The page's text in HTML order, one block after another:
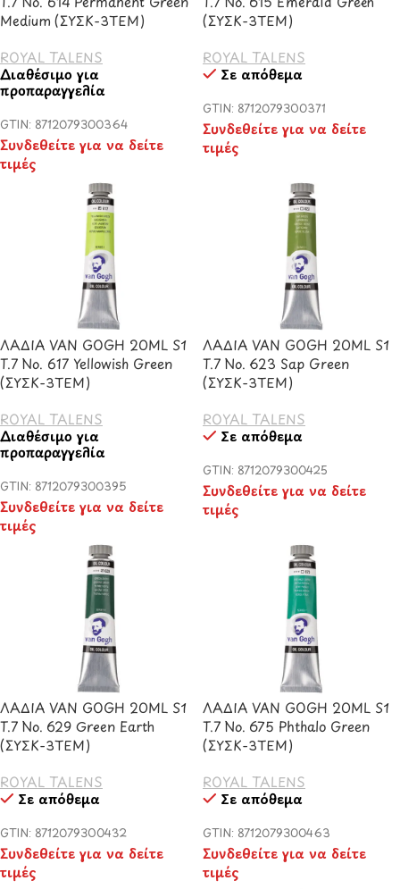
Medium (ΣΥΣΚ-3ΤΕΜ)
ROYAL TALENS
Διαθέσιμο για
προπαραγγελία
GTIN: 8712079300364
Συνδεθείτε για να δείτε
τιμές
(ΣΥΣΚ-3ΤΕΜ)
ROYAL TALENS
Σε απόθεμα
GTIN: 8712079300371
Συνδεθείτε για να δείτε
τιμές
ΛΑΔΙΑ VAN GOGH 20ML S1
T.7 No. 617 Yellowish Green
(ΣΥΣΚ-3ΤΕΜ)
ROYAL TALENS
Διαθέσιμο για
προπαραγγελία
GTIN: 8712079300395
Συνδεθείτε για να δείτε
τιμές
ΛΑΔΙΑ VAN GOGH 20ML S1
T.7 No. 623 Sap Green
(ΣΥΣΚ-3ΤΕΜ)
ROYAL TALENS
Σε απόθεμα
GTIN: 8712079300425
Συνδεθείτε για να δείτε
τιμές
ΛΑΔΙΑ VAN GOGH 20ML S1
T.7 No. 629 Green Earth
(ΣΥΣΚ-3ΤΕΜ)
ROYAL TALENS
Σε απόθεμα
GTIN: 8712079300432
Συνδεθείτε για να δείτε
τιμές
ΛΑΔΙΑ VAN GOGH 20ML S1
T.7 No. 675 Phthalo Green
(ΣΥΣΚ-3ΤΕΜ)
ROYAL TALENS
Σε απόθεμα
GTIN: 8712079300463
Συνδεθείτε για να δείτε
τιμές